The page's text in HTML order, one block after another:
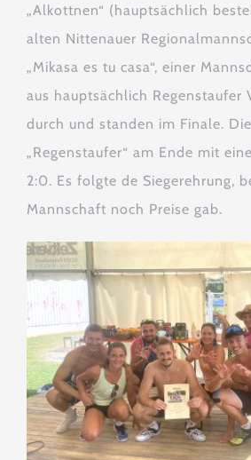
„Alkottnen“ (hauptsächlich
alten Nittenauer
„Mikasa es tu casa“, einer
aus hauptsächlich Regenstaufer
durch und standen im Finale.
„Regenstaufer“ am Ende mit
2:0. Es folgte de Siegerehrung,
Mannschaft noch Preise gab.